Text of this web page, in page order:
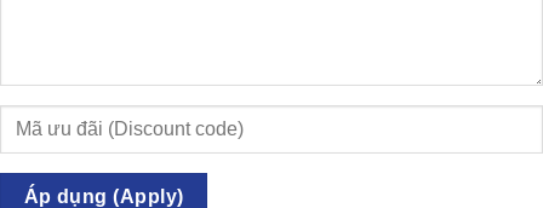
Áp dụng (Apply)